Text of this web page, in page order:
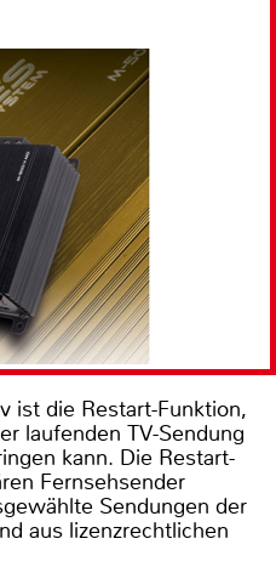
ist die Restart-Funktion,
laufenden TV-Sendung
kann. Die Restart-
Fernsehsender
Sendungen der
aus lizenzrechtlichen